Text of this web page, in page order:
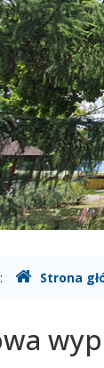
Strona